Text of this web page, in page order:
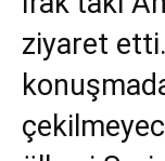
ziyaret